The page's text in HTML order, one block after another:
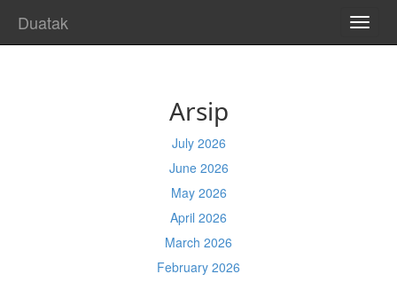
Duatak
Arsip
July 2026
June 2026
May 2026
April 2026
March 2026
February 2026